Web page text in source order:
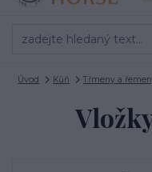
Úvod Kůň Třmeny a